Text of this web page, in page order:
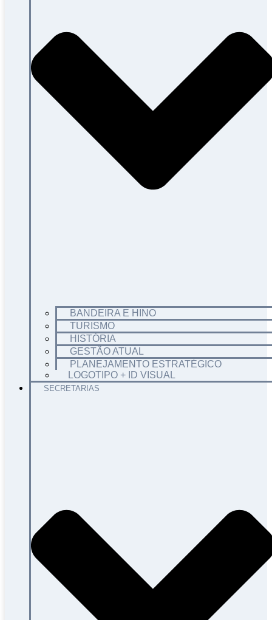
BANDEIRA E HINO
TURISMO
HISTÓRIA
GESTÃO ATUAL
PLANEJAMENTO ESTRATÉGICO
LOGOTIPO + ID VISUAL
SECRETARIAS